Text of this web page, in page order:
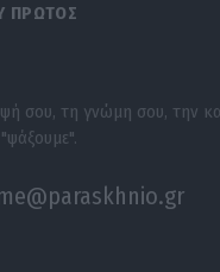
ΠΡΩΤΟΣ
σου, τη γνώμη σου, την